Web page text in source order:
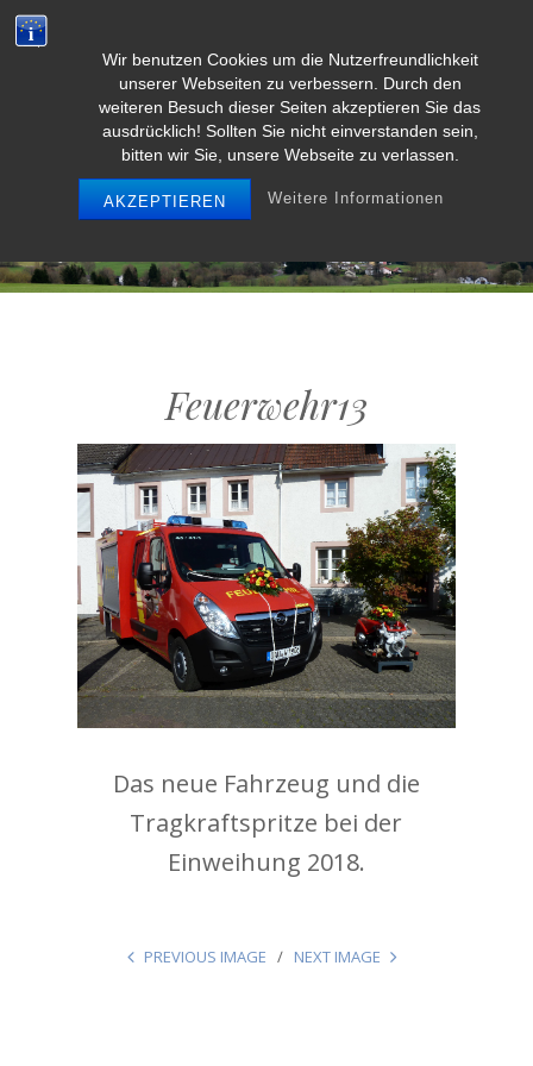
Wir benutzen Cookies um die Nutzerfreundlichkeit
unserer Webseiten zu verbessern. Durch den
weiteren Besuch dieser Seiten akzeptieren Sie das
ausdrücklich! Sollten Sie nicht einverstanden sein,
bitten wir Sie, unsere Webseite zu verlassen.
AKZEPTIEREN Weitere Informationen
Weidenbach/Eifel
MENU
Feuerwehr13
Das neue Fahrzeug und die
Tragkraftspritze bei der
Einweihung 2018.
PREVIOUS IMAGE NEXT IMAGE